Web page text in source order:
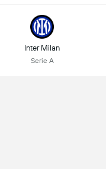
Inter Milan
Serie A